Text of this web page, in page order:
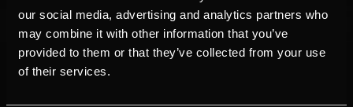
our social media, advertising and analytics partners who
may combine it with other information that you’ve
provided to them or that they’ve collected from your use
of their services.